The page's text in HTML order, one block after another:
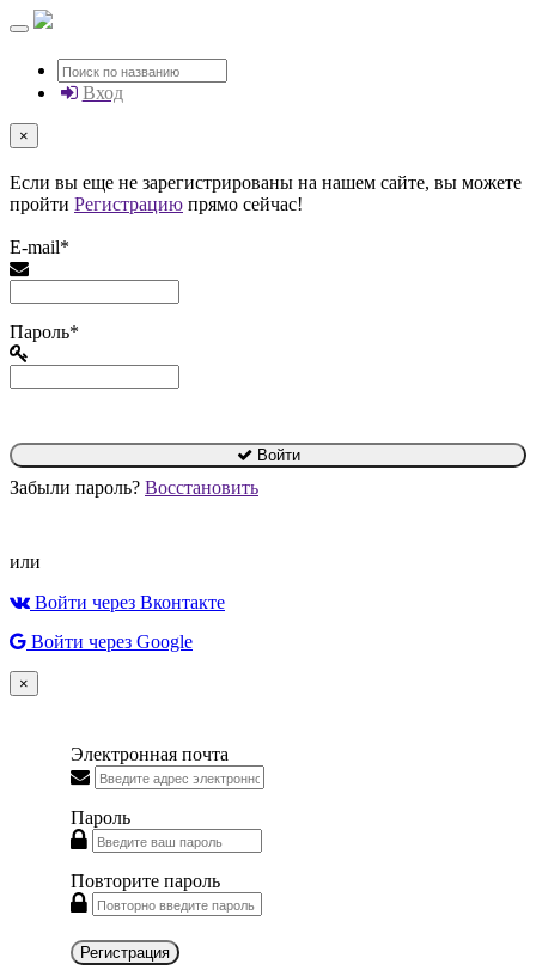
Вход
×
Если вы еще не зарегистрированы на нашем сайте, вы можете
пройти Регистрацию прямо сейчас!
E-mail*
Пароль*
Войти
Забыли пароль? Восстановить
или
Войти через Вконтакте
Войти через Google
×
Электронная почта
Пароль
Повторите пароль
Регистрация